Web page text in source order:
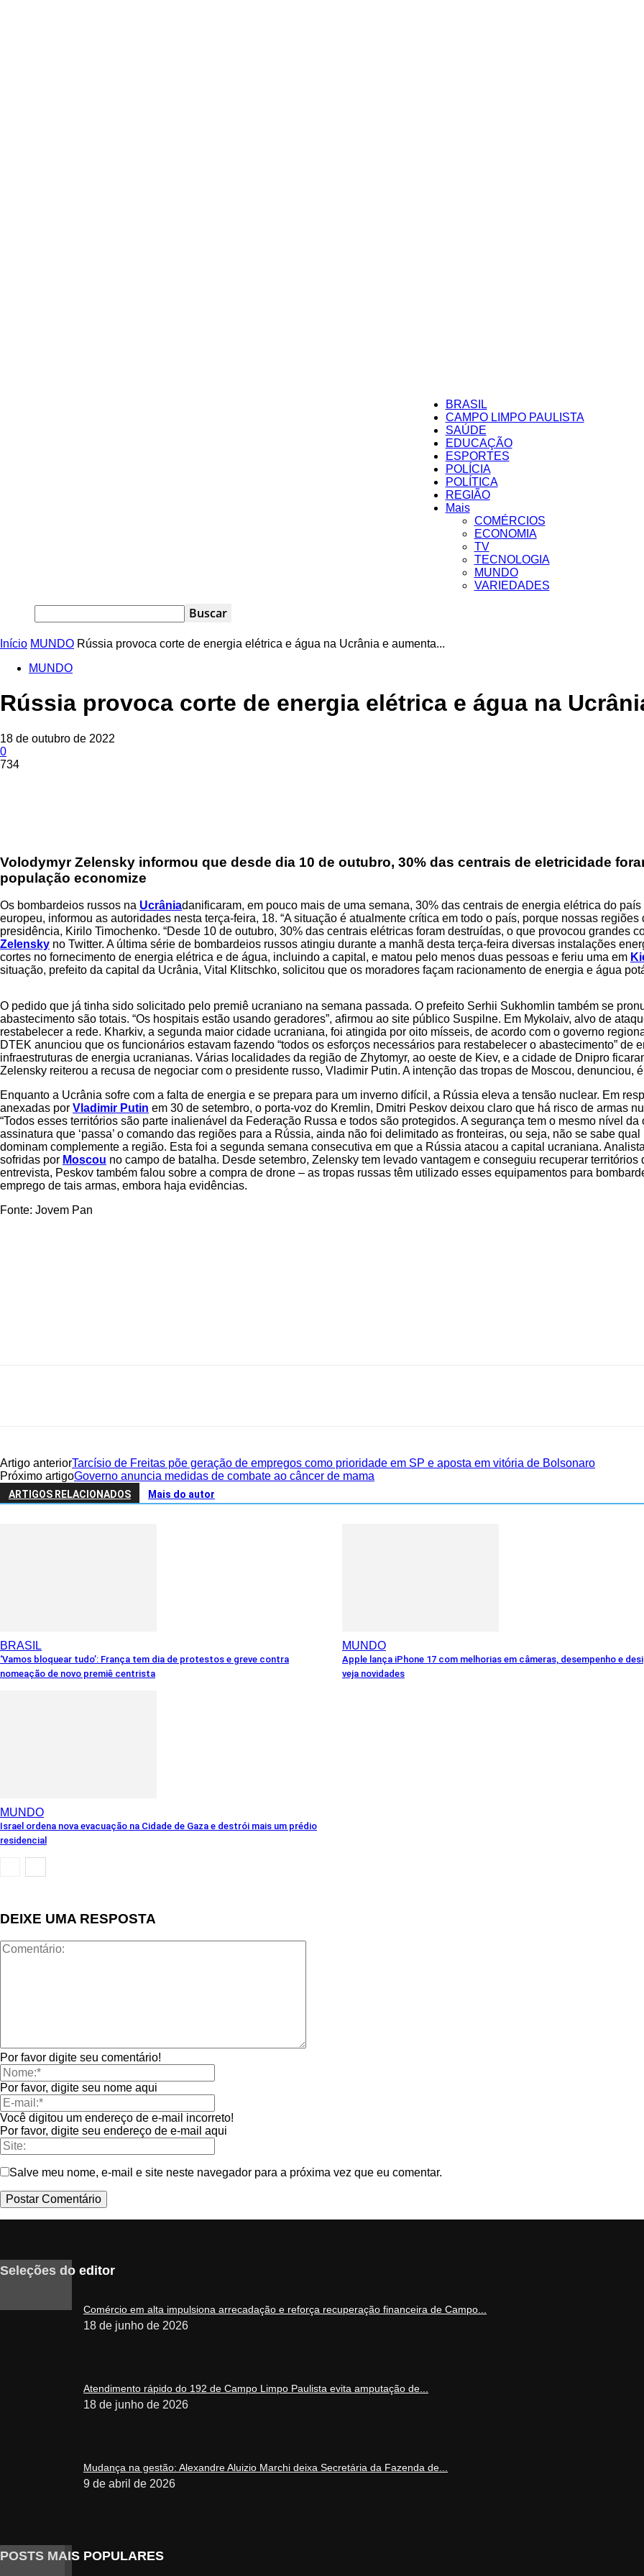
Folha
da
BRASIL
CAMPO LIMPO PAULISTA
SAÚDE
EDUCAÇÃO
ESPORTES
POLÍCIA
POLÍTICA
REGIÃO
Mais
COMÉRCIOS
ECONOMIA
TV
TECNOLOGIA
MUNDO
VARIEDADES
Início MUNDO Rússia provoca corte de energia elétrica e água na Ucrânia e aumenta...
MUNDO
Rússia provoca corte de energia elétrica e água na
18 de outubro de 2022
0
734
Volodymyr Zelensky informou que desde dia 10 de outubro, 30% das centrais de eletricidade
população economize
Os bombardeios russos na Ucrâniadanificaram, em pouco mais de uma semana, 30% das centrais de energia elétrica do
europeu, informou as autoridades nesta terça-feira, 18. “A situação é atualmente crítica em todo o país, porque nossas
presidência, Kirilo Timochenko. “Desde 10 de outubro, 30% das centrais elétricas foram destruídas, o que provocou grandes
Zelensky no Twitter. A última série de bombardeios russos atingiu durante a manhã desta terça-feira diversas instalações
cortes no fornecimento de energia elétrica e de água, incluindo a capital, e matou pelo menos duas pessoas e feriu uma em
situação, prefeito da capital da Ucrânia, Vital Klitschko, solicitou que os moradores façam racionamento de energia e água
O pedido que já tinha sido solicitado pelo premiê ucraniano na semana passada. O prefeito Serhii Sukhomlin também se
abastecimento são totais. “Os hospitais estão usando geradores”, afirmou ao site público Suspilne. Em Mykolaiv, alvo de
restabelecer a rede. Kharkiv, a segunda maior cidade ucraniana, foi atingida por oito mísseis, de acordo com o governo
DTEK anunciou que os funcionários estavam fazendo “todos os esforços necessários para restabelecer o abastecimento”
infraestruturas de energia ucranianas. Várias localidades da região de Zhytomyr, ao oeste de Kiev, e a cidade de Dnipro
Zelensky reiterou a recusa de negociar com o presidente russo, Vladimir Putin. A intenção das tropas de Moscou, denunciou, é
Enquanto a Ucrânia sofre com a falta de energia e se prepara para um inverno difícil, a Rússia eleva a tensão nuclear. Em
anexadas por Vladimir Putin em 30 de setembro, o porta-voz do Kremlin, Dmitri Peskov deixou claro que há risco de armas
“Todos esses territórios são parte inalienável da Federação Russa e todos são protegidos. A segurança tem o mesmo nível
assinatura que ‘passa’ o comando das regiões para a Rússia, ainda não foi delimitado as fronteiras, ou seja, não se sabe
dominam complemente a região. Esta foi a segunda semana consecutiva em que a Rússia atacou a capital ucraniana.
sofridas por Moscou no campo de batalha. Desde setembro, Zelensky tem levado vantagem e conseguiu recuperar
entrevista, Peskov também falou sobre a compra de drone – as tropas russas têm utilizado esses equipamentos para
emprego de tais armas, embora haja evidências.
Fonte: Jovem Pan
Artigo anteriorTarcísio de Freitas põe geração de empregos como prioridade em SP e aposta em vitória de Bolsonaro
Próximo artigoGoverno anuncia medidas de combate ao câncer de mama
ARTIGOS RELACIONADOS Mais do autor
BRASIL
‘Vamos bloquear tudo’: França tem dia de protestos e greve contra
nomeação de novo premiê centrista
MUNDO
Apple lança iPhone 17 com melhorias em câmeras, desempenho e
veja novidades
MUNDO
Israel ordena nova evacuação na Cidade de Gaza e destrói mais um prédio
residencial
DEIXE UMA RESPOSTA
Por favor digite seu comentário!
Por favor, digite seu nome aqui
Você digitou um endereço de e-mail incorreto!
Por favor, digite seu endereço de e-mail aqui
Salve meu nome, e-mail e site neste navegador para a próxima vez que eu comentar.
Seleções do editor
Comércio em alta impulsiona arrecadação e reforça recuperação financeira de Campo...
18 de junho de 2026
Atendimento rápido do 192 de Campo Limpo Paulista evita amputação de...
18 de junho de 2026
Mudança na gestão: Alexandre Aluizio Marchi deixa Secretária da Fazenda de...
9 de abril de 2026
POSTS MAIS POPULARES